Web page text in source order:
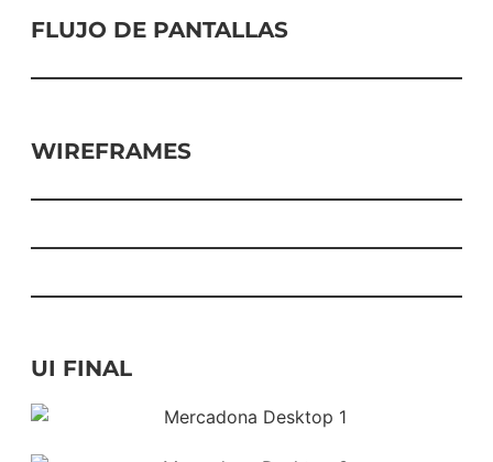
FLUJO DE PANTALLAS
WIREFRAMES
UI FINAL